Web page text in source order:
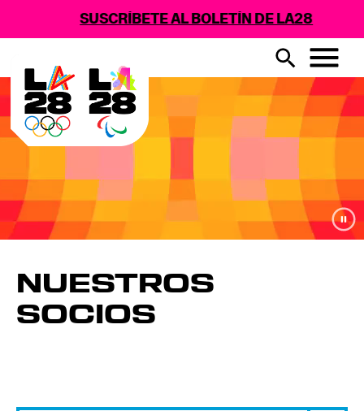
SUSCRÍBETE AL BOLETÍN DE LA28
NUESTROS
SOCIOS